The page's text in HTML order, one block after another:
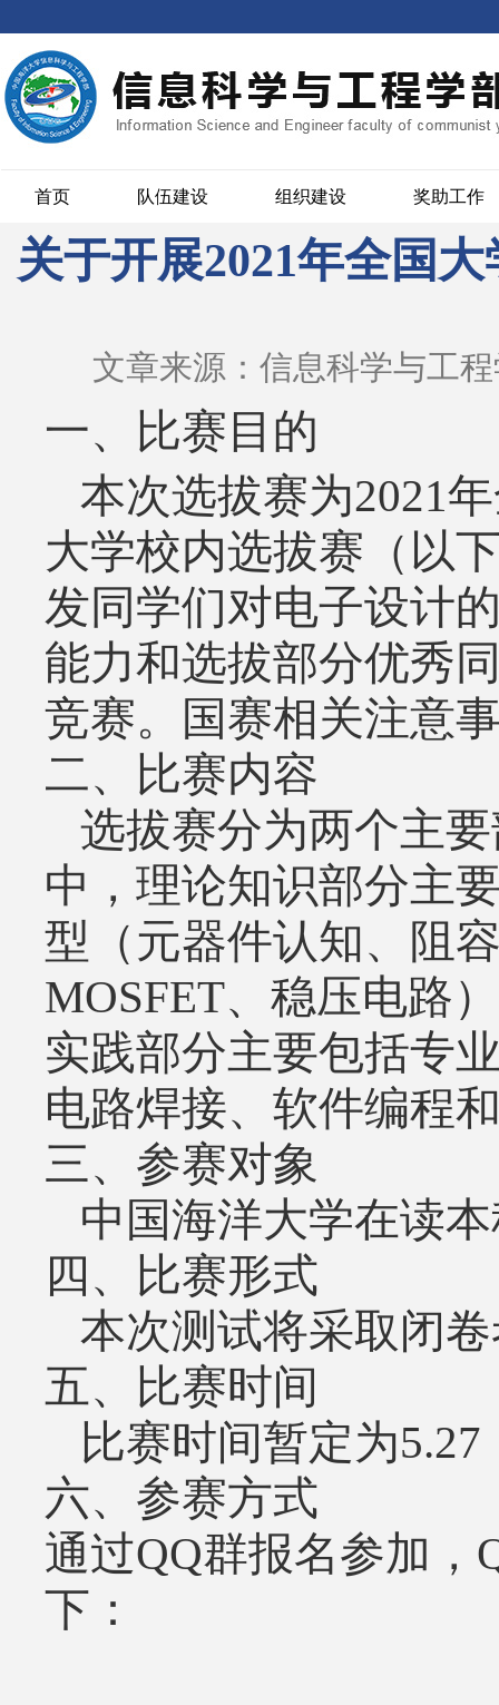
首页 队伍建设 组织建设 奖助工作
关于开展2021年全国
文章来源：信息科学与工
一、比赛目的
本次选拔赛为2021
大学校内选拔赛（以
发同学们对电子设计
能力和选拔部分优秀
竞赛。国赛相关注意
二、比赛内容
选拔赛分为两个主
中，理论知识部分主
型（元器件认知、阻
MOSFET、稳压电路
实践部分主要包括专
电路焊接、软件编程
三、参赛对象
中国海洋大学在读
四、比赛形式
本次测试将采取闭
五、比赛时间
比赛时间暂定为5.27
六、参赛方式
通过QQ群报名参加，
下：